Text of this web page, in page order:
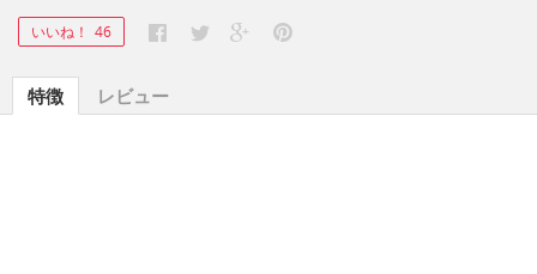
いいね！ 46
特徴 レビュー